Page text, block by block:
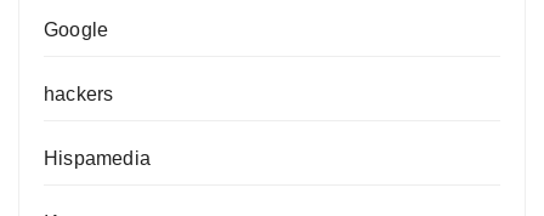
Google
hackers
Hispamedia